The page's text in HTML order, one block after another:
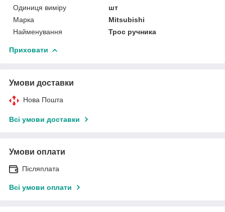
Одиниця виміру
шт
Марка
Mitsubishi
Найменування
Трос ручника
Приховати
Умови доставки
Нова Пошта
Всі умови доставки
Умови оплати
Післяплата
Всі умови оплати